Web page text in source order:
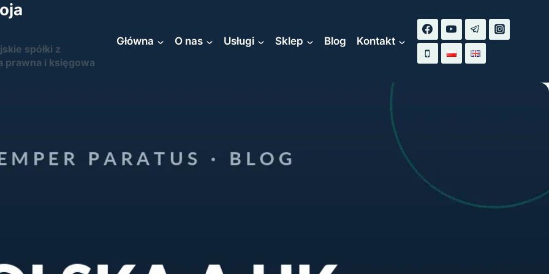
spółki z
prawna i księgowa
Główna O nas Usługi Sklep Blog Kontakt